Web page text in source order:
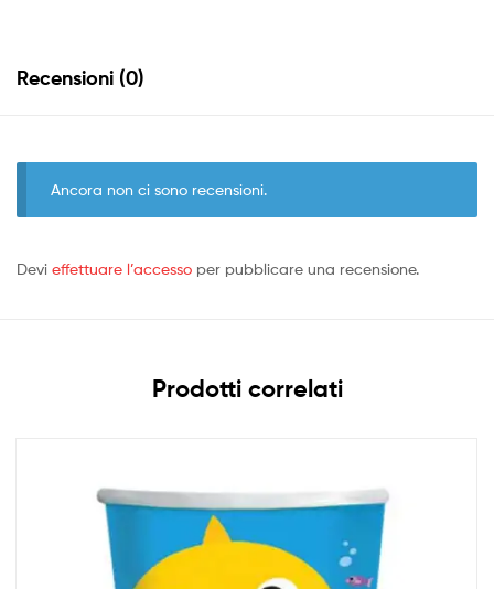
Recensioni (0)
Ancora non ci sono recensioni.
Devi effettuare l’accesso per pubblicare una recensione.
Prodotti correlati